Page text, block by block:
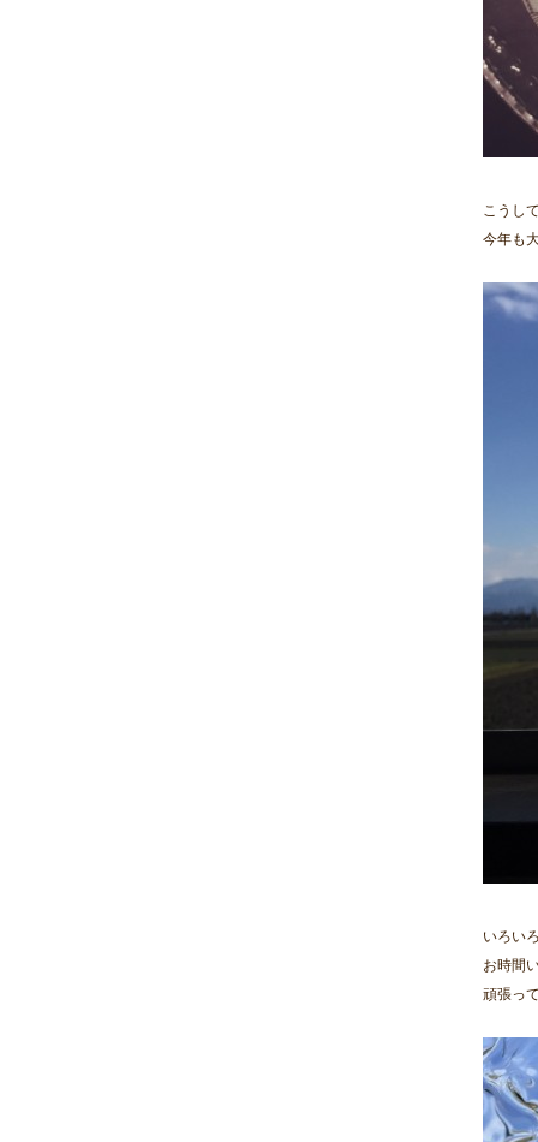
こうし
今年も
いろい
お時間
頑張っ